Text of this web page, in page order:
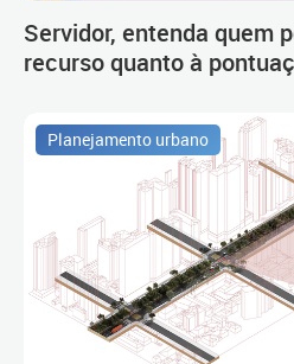
Servidor, entenda quem
recurso quanto à
Planejamento urbano